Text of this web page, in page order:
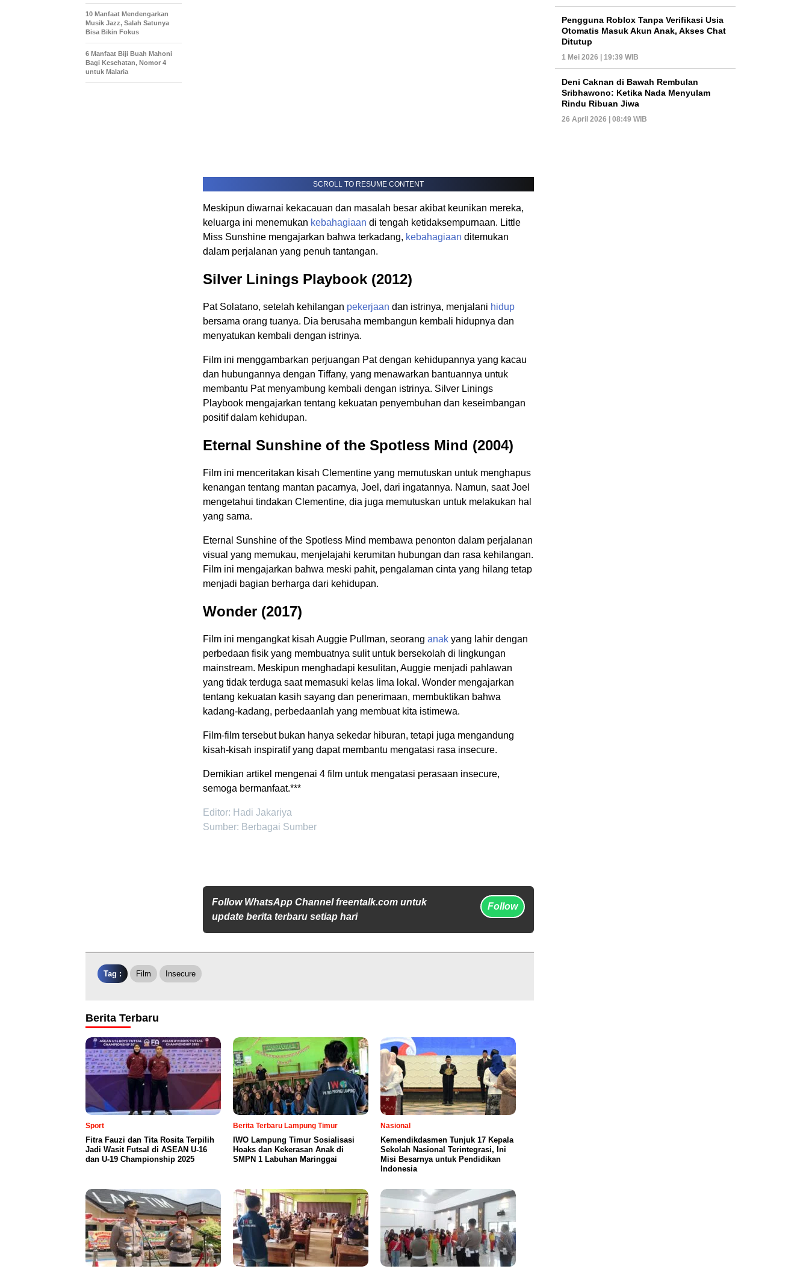
SCROLL TO RESUME CONTENT
Meskipun diwarnai kekacauan dan masalah besar akibat keunikan mereka,
keluarga ini menemukan kebahagiaan di tengah ketidaksempurnaan. Little
Miss Sunshine mengajarkan bahwa terkadang, kebahagiaan ditemukan
dalam perjalanan yang penuh tantangan.
Silver Linings Playbook (2012)
Pat Solatano, setelah kehilangan pekerjaan dan istrinya, menjalani hidup
bersama orang tuanya. Dia berusaha membangun kembali hidupnya dan
menyatukan kembali dengan istrinya.
Film ini menggambarkan perjuangan Pat dengan kehidupannya yang kacau
dan hubungannya dengan Tiffany, yang menawarkan bantuannya untuk
membantu Pat menyambung kembali dengan istrinya. Silver Linings
Playbook mengajarkan tentang kekuatan penyembuhan dan keseimbangan
positif dalam kehidupan.
Eternal Sunshine of the Spotless Mind (2004)
Film ini menceritakan kisah Clementine yang memutuskan untuk menghapus
kenangan tentang mantan pacarnya, Joel, dari ingatannya. Namun, saat Joel
mengetahui tindakan Clementine, dia juga memutuskan untuk melakukan hal
yang sama.
Eternal Sunshine of the Spotless Mind membawa penonton dalam perjalanan
visual yang memukau, menjelajahi kerumitan hubungan dan rasa kehilangan.
Film ini mengajarkan bahwa meski pahit, pengalaman cinta yang hilang tetap
menjadi bagian berharga dari kehidupan.
Wonder (2017)
Film ini mengangkat kisah Auggie Pullman, seorang anak yang lahir dengan
perbedaan fisik yang membuatnya sulit untuk bersekolah di lingkungan
mainstream. Meskipun menghadapi kesulitan, Auggie menjadi pahlawan
yang tidak terduga saat memasuki kelas lima lokal. Wonder mengajarkan
tentang kekuatan kasih sayang dan penerimaan, membuktikan bahwa
kadang-kadang, perbedaanlah yang membuat kita istimewa.
Film-film tersebut bukan hanya sekedar hiburan, tetapi juga mengandung
kisah-kisah inspiratif yang dapat membantu mengatasi rasa insecure.
Demikian artikel mengenai 4 film untuk mengatasi perasaan insecure,
semoga bermanfaat.***
Editor: Hadi Jakariya
Sumber: Berbagai Sumber
Follow WhatsApp Channel freentalk.com untuk
update berita terbaru setiap hari
Follow
10 Manfaat Mendengarkan
Musik Jazz, Salah Satunya
Bisa Bikin Fokus
6 Manfaat Biji Buah Mahoni
Bagi Kesehatan, Nomor 4
untuk Malaria
Tag : Film Insecure
Berita Terbaru
Sport
Fitra Fauzi dan Tita Rosita Terpilih
Jadi Wasit Futsal di ASEAN U-16
dan U-19 Championship 2025
Berita Terbaru Lampung Timur
IWO Lampung Timur Sosialisasi
Hoaks dan Kekerasan Anak di
SMPN 1 Labuhan Maringgai
Nasional
Kemendikdasmen Tunjuk 17 Kepala
Sekolah Nasional Terintegrasi, Ini
Misi Besarnya untuk Pendidikan
Indonesia
Pengguna Roblox Tanpa Verifikasi Usia
Otomatis Masuk Akun Anak, Akses Chat
Ditutup
1 Mei 2026 | 19:39 WIB
Deni Caknan di Bawah Rembulan
Sribhawono: Ketika Nada Menyulam
Rindu Ribuan Jiwa
26 April 2026 | 08:49 WIB